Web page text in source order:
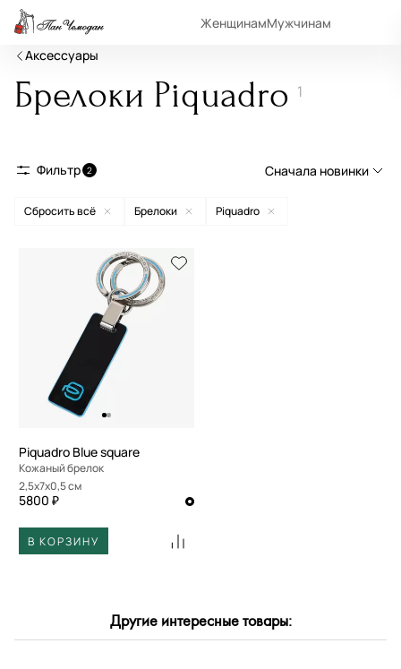
ЖенщинамМужчинам
Аксессуары
Брелоки Piquadro 1
Фильтр 2 Сначала новинки
Сначала новинки
Сбросить всё Брелоки Piquadro
Piquadro Blue square
Кожаный брелок
2,5x7x0,5 см
5800 ₽
В КОРЗИНУ
Другие интересные товары: